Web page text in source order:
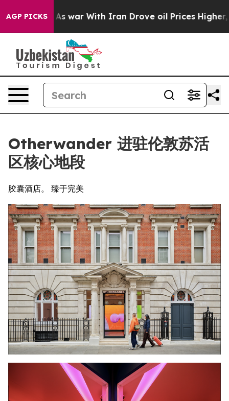
AGP PICKS
As war With Iran Drove oil Prices Higher,
Otherwander 进驻伦敦苏活
区核心地段
胶囊酒店。 臻于完美